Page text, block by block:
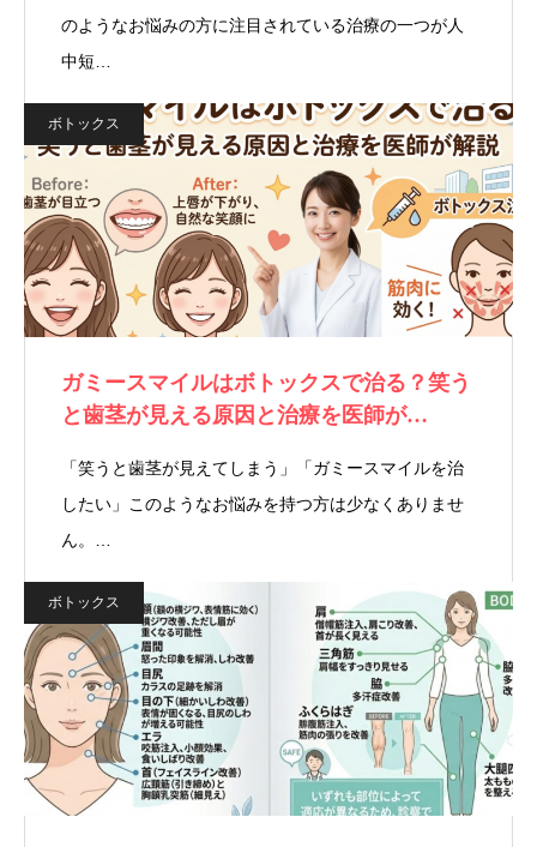
のようなお悩みの方に注目されている治療の一つが人
中短…
ボトックス
ガミースマイルはボトックスで治る？笑う
と歯茎が見える原因と治療を医師が…
「笑うと歯茎が見えてしまう」「ガミースマイルを治
したい」このようなお悩みを持つ方は少なくありませ
ん。…
ボトックス